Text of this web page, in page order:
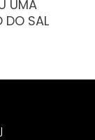
UMA
DO SAL